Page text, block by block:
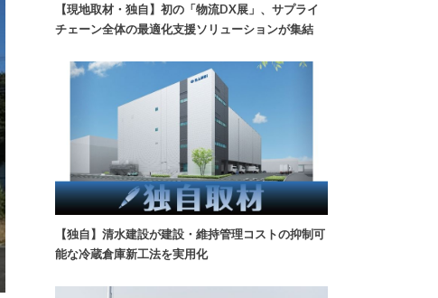
【現地取材・独自】初の「物流DX展」、サプライ
チェーン全体の最適化支援ソリューションが集結
【独自】清水建設が建設・維持管理コストの抑制可
能な冷蔵倉庫新工法を実用化